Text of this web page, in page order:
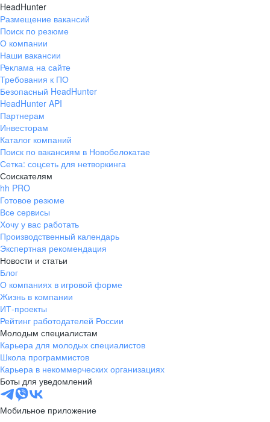
HeadHunter
Размещение вакансий
Поиск по резюме
О компании
Наши вакансии
Реклама на сайте
Требования к ПО
Безопасный HeadHunter
HeadHunter API
Партнерам
Инвесторам
Каталог компаний
Поиск по вакансиям в Новобелокатае
Сетка: соцсеть для нетворкинга
Соискателям
hh PRO
Готовое резюме
Все сервисы
Хочу у вас работать
Производственный календарь
Экспертная рекомендация
Новости и статьи
Блог
О компаниях в игровой форме
Жизнь в компании
ИТ-проекты
Рейтинг работодателей России
Молодым специалистам
Карьера для молодых специалистов
Школа программистов
Карьера в некоммерческих организациях
Боты для уведомлений
Мобильное приложение